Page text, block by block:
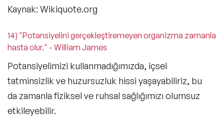
Kaynak: Wikiquote.org
14) "Potansiyelini gerçekleştiremeyen organizma zamanla
hasta olur." - William James
Potansiyelimizi kullanmadığımızda, içsel
tatminsizlik ve huzursuzluk hissi yaşayabiliriz, bu
da zamanla fiziksel ve ruhsal sağlığımızı olumsuz
etkileyebilir.